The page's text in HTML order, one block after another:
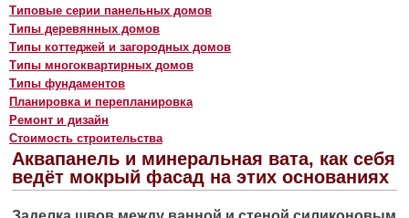
Типовые серии панельных домов
Типы деревянных домов
Типы коттеджей и загородных домов
Типы многоквартирных домов
Типы фундаментов
Планировка и перепланировка
Ремонт и дизайн
Стоимость строительства
Аквапанель и минеральная вата, как себя
ведёт мокрый фасад на этих основаниях